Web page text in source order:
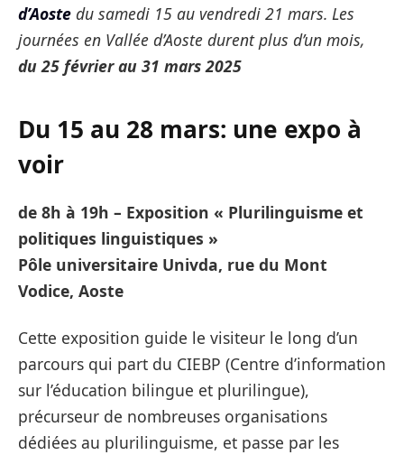
d’Aoste du samedi 15 au vendredi 21 mars. Les
journées en Vallée d’Aoste durent plus d’un mois,
du 25 février au 31 mars 2025
Du 15 au 28 mars: une expo à
voir
de 8h à 19h – Exposition « Plurilinguisme et
politiques linguistiques »
Pôle universitaire Univda, rue du Mont
Vodice, Aoste
Cette exposition guide le visiteur le long d’un
parcours qui part du CIEBP (Centre d’information
sur l’éducation bilingue et plurilingue),
précurseur de nombreuses organisations
dédiées au plurilinguisme, et passe par les